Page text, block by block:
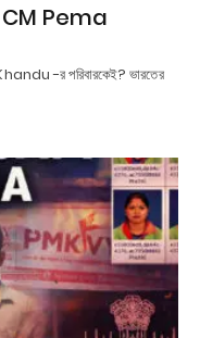
CM Pema
-র পরিবারকেই? ভারতের